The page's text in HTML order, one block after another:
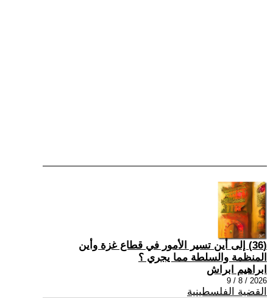
(36) إلى أين تسير الأمور في قطاع غزة وأين
المنظمة والسلطة مما يجري ؟
ابراهيم ابراش
2026 / 8 / 9
القضية الفلسطينية